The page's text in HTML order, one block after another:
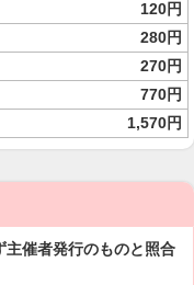
120円
280円
270円
770円
1,570円
催者発行のものと照合